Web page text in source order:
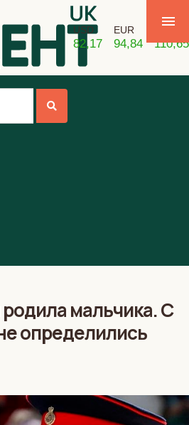
USD
82,17
EUR
94,84 110,65
мальчика. С
определились